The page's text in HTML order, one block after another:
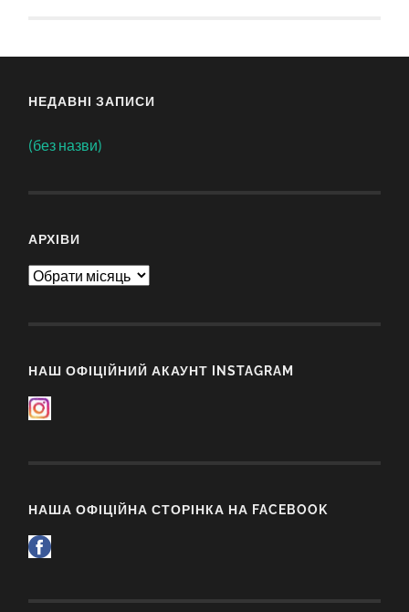
НЕДАВНІ ЗАПИСИ
(без назви)
АРХІВИ
Архіви
НАШ ОФІЦІЙНИЙ АКАУНТ INSTAGRAM
НАША ОФІЦІЙНА СТОРІНКА НА FACEBOOK